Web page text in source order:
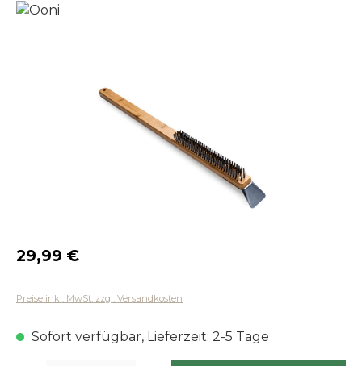
Regulärer Preis:
29,99 €
Preise inkl. MwSt. zzgl. Versandkosten
Sofort verfügbar, Lieferzeit: 2-5 Tage